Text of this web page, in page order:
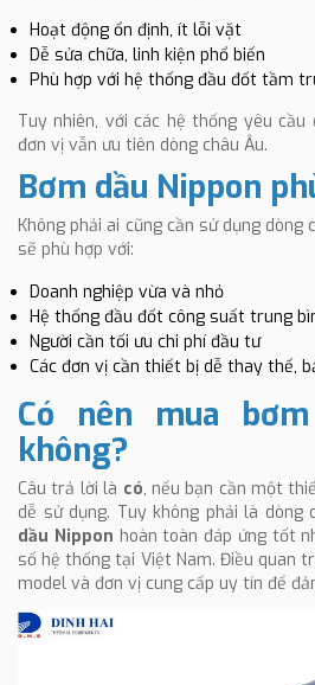
Hoạt động ổn định, ít lỗi vặt
Dễ sửa chữa, linh kiện phổ biến
Phù hợp với hệ thống đầu đốt tầm
Tuy nhiên, với các hệ thống yêu
đơn vị vẫn ưu tiên dòng châu Âu.
Bơm dầu Nippon
Không phải ai cũng cần sử dụng dòng
sẽ phù hợp với:
Doanh nghiệp vừa và nhỏ
Hệ thống đầu đốt công suất trung
Người cần tối ưu chi phí đầu tư
Các đơn vị cần thiết bị dễ thay thế,
Có nên mua
không?
Câu trả lời là có, nếu bạn cần một
dễ sử dụng. Tuy không phải là dòng
dầu Nippon hoàn toàn đáp ứng tốt
số hệ thống tại Việt Nam. Điều quan
model và đơn vị cung cấp uy tín để